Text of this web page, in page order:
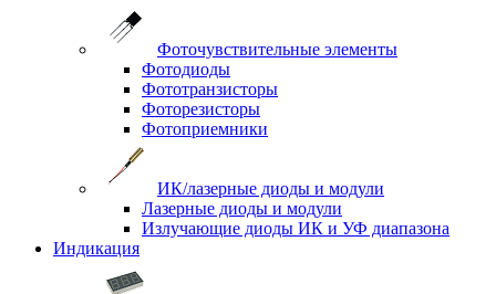
Фоточувствительные элементы
Фотодиоды
Фототранзисторы
Фоторезисторы
Фотоприемники
ИК/лазерные диоды и модули
Лазерные диоды и модули
Излучающие диоды ИК и УФ диапазона
Индикация